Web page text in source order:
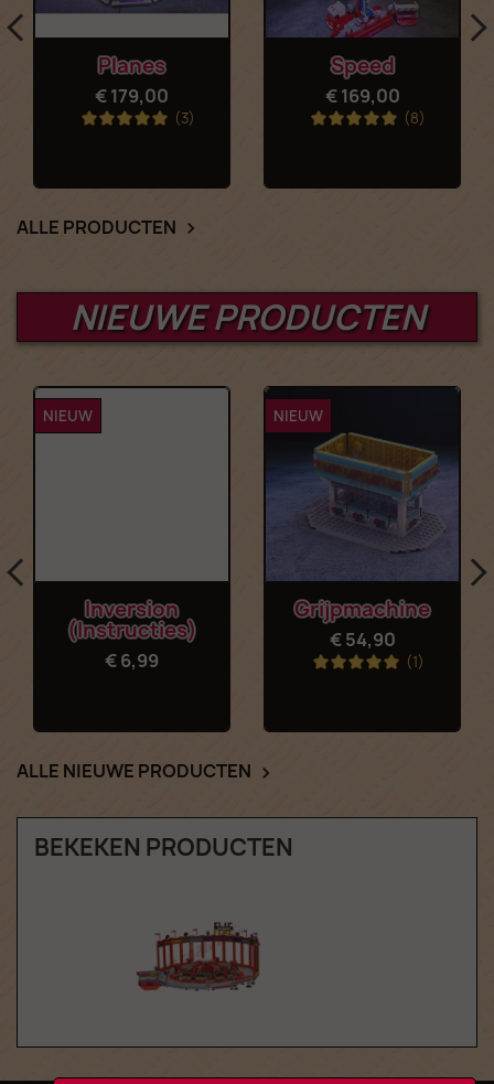
Planes
€ 179,00
(3)
Speed
€ 169,00
(8)
ALLE PRODUCTEN 
NIEUWE PRODUCTEN
Inversion
(Instructies)
€ 6,99
NIEUW
Grijpmachine
€ 54,90
(1)
NIEUW
ALLE NIEUWE PRODUCTEN 
BEKEKEN PRODUCTEN